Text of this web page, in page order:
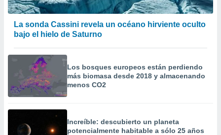
La sonda Cassini revela un océano hirviente oculto
bajo el hielo de Saturno
Los bosques europeos están perdiendo
más biomasa desde 2018 y almacenando
menos CO2
Increíble: descubierto un planeta
potencialmente habitable a sólo 25 años